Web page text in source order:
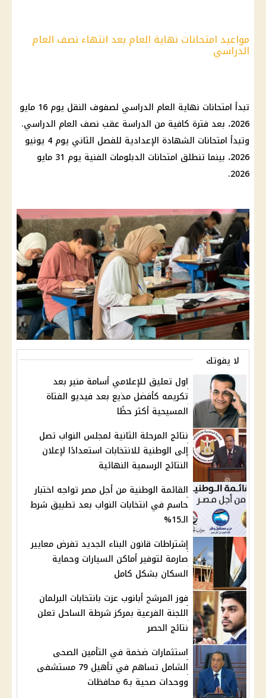
مواعيد امتحانات نهاية العام بعد انتهاء نصف العام
الدراسي
تبدأ امتحانات نهاية العام الدراسي لصفوف النقل يوم 16 مايو
2026، بعد فترة كافية من الدراسة عقب نصف العام الدراسي.
وتبدأ امتحانات الشهادة الإعدادية للفصل الثاني يوم 4 يونيو
2026، بينما تنطلق امتحانات الدبلومات الفنية يوم 31 مايو
2026.
لا يفوتك
اول تعليق للإعلامي أسامة منير بعد
تكريمه كأفضل مذيع بعد فيديو الفتاة
المسيحية أكثر حظًا
نتائج المرحلة الثانية لمجلس النواب تصل
إلى الوطنية للانتخابات استعدادًا لإعلان
النتائج الرسمية النهائية
القائمة الوطنية من أجل مصر تواجه اختبار
حاسم في انتخابات النواب بعد تطبيق شرط
الـ15%
إشتراطات قانون البناء الجديد تفرض معايير
صارمة لتوفير أماكن السيارات وحماية
السكان بشكل كامل
فوز المرشح أبانوب عزت بانتخابات البرلمان
اللجنة الفرعية بمركز شرطة الساحل تعلن
نتائج الحصر
استثمارات ضخمة في التأمين الصحى
الشامل تساهم في تأهيل 79 مستشفى
ووحدات صحية بـ6 محافظات